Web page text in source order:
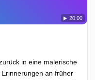
20:00
in eine malerische
an früher